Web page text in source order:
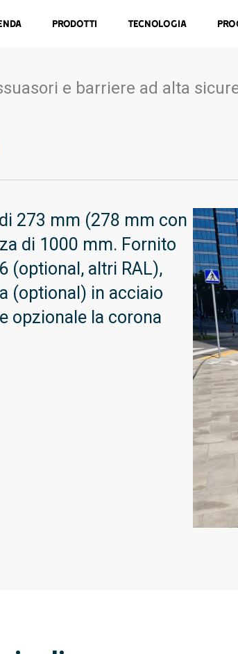
Prodotti Tecnologia
e barriere ad alta
273 mm (278 mm con
di 1000 mm. Fornito
(optional, altri RAL),
(optional) in acciaio
opzionale la corona